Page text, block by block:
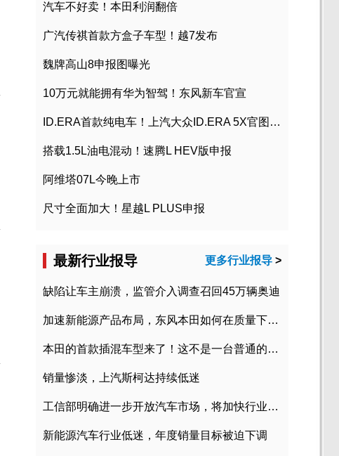
汽车不好卖！本田利润翻倍
广汽传祺首款方盒子车型！越7发布
魏牌高山8申报图曝光
10万元就能拥有华为智驾！东风新车官宣
ID.ERA首款纯电车！上汽大众ID.ERA 5X官图发布
搭载1.5L油电混动！速腾L HEV版申报
阿维塔07L今晚上市
尺寸全面加大！星越L PLUS申报
最新行业报导 更多行业报导 >
缺陷让车主崩溃，监管介入调查召回45万辆奥迪
加速新能源产品布局，东风本田如何在质量下转型？
本田的首款插混车型来了！这不是一台普通的CR-V
销量惨淡，上汽斯柯达持续低迷
工信部明确进一步开放汽车市场，将加快行业兼并重组
新能源汽车行业低迷，年度销量目标被迫下调